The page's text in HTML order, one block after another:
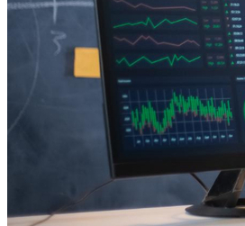
Bragantino